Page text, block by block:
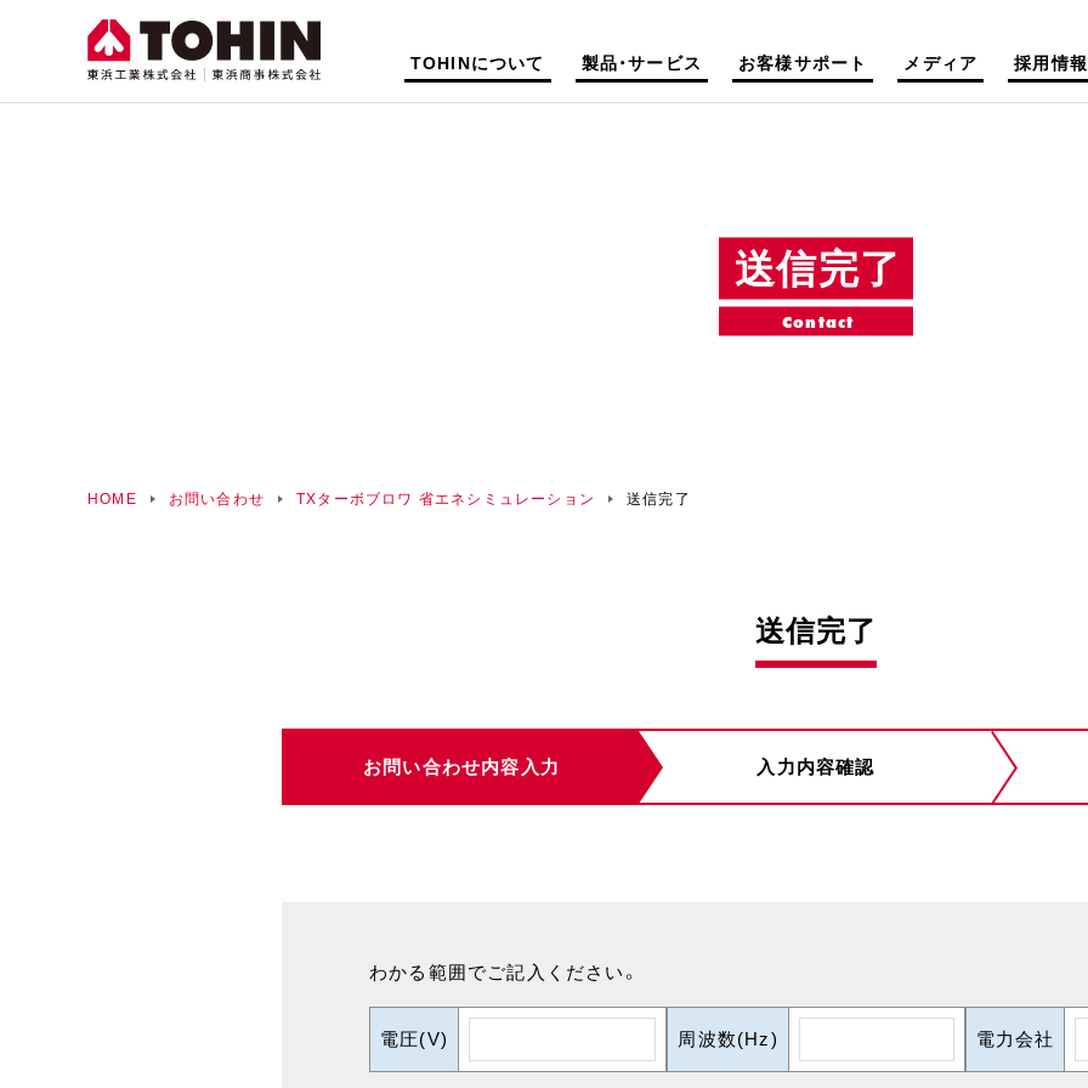
TOHINについて 製品・サービス お客様サポート メディア 採用情報
送信完了
Contact
HOME お問い合わせ TXターボブロワ 省エネシミュレーション 送信完了
送信完了
お問い合わせ内容 入力 入力内容確認
わかる範囲でご記入ください。
電圧(V) 周波数(Hz) 電力会社